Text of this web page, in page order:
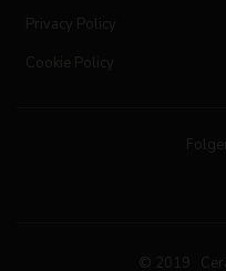
Privacy Policy
Cookie Policy
© 2019